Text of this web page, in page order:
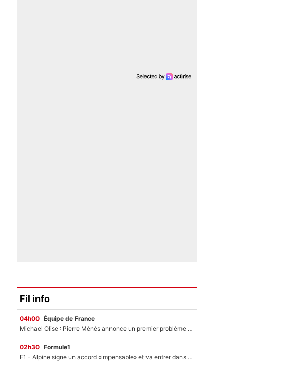
Fil info
04h00 Équipe de France
Michael Olise : Pierre Ménès annonce un premier problème pour Zinedine Zidane en équipe de France
02h30 Formule1
F1 - Alpine signe un accord «impensable» et va entrer dans une nouvelle dimension : Grande nouvelle pour Pierre Gasly !